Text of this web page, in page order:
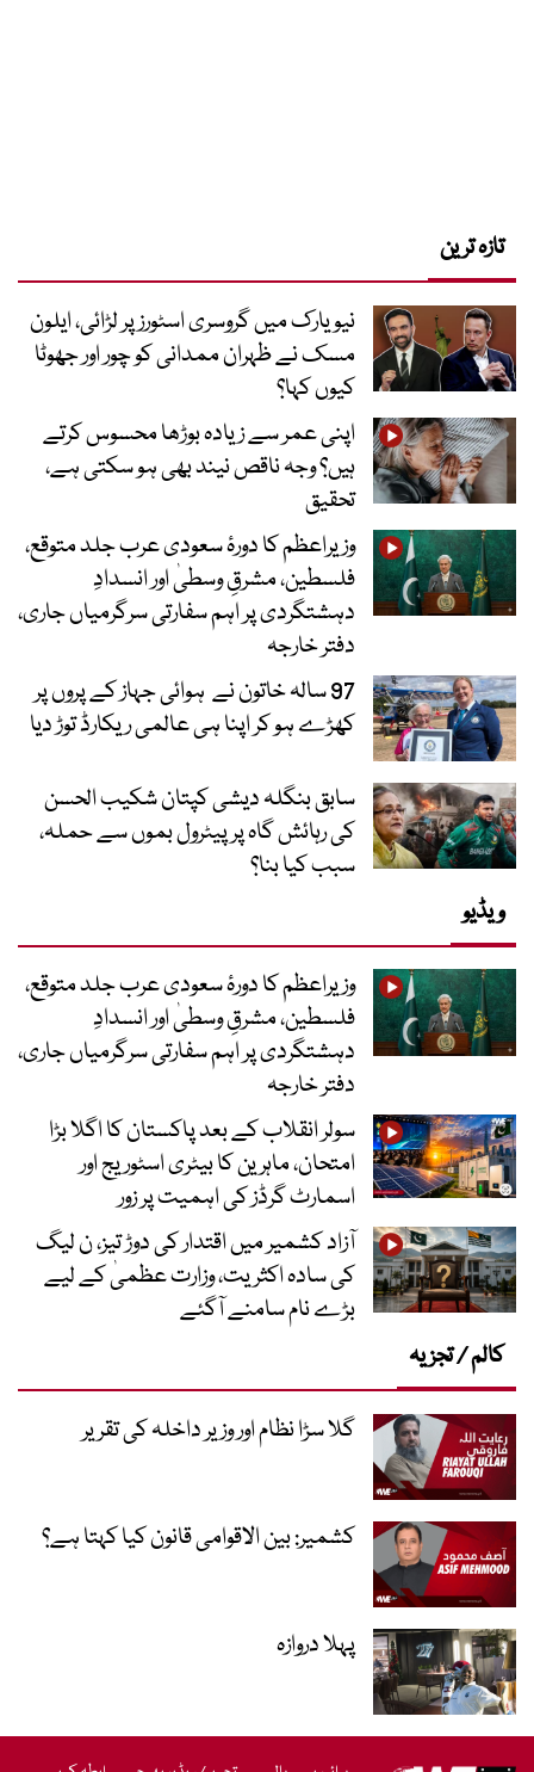
تازہ ترین
نیویارک میں گروسری اسٹورز پر لڑائی، ایلون
مسک نے ظہران ممدانی کو چور اور جھوٹا
کیوں کہا؟
اپنی عمر سے زیادہ بوڑھا محسوس کرتے
ہیں؟ وجہ ناقص نیند بھی ہو سکتی ہے،
تحقیق
وزیراعظم کا دورۂ سعودی عرب جلد متوقع،
فلسطین، مشرقِ وسطیٰ اور انسدادِ
دہشتگردی پر اہم سفارتی سرگرمیاں جاری،
دفتر خارجہ
97 سالہ خاتون نے ہوائی جہاز کے پروں پر
کھڑے ہو کر اپنا ہی عالمی ریکارڈ توڑ دیا
سابق بنگلہ دیشی کپتان شکیب الحسن
کی رہائش گاہ پر پیٹرول بموں سے حملہ،
سبب کیا بنا؟
ویڈیو
وزیراعظم کا دورۂ سعودی عرب جلد متوقع،
فلسطین، مشرقِ وسطیٰ اور انسدادِ
دہشتگردی پر اہم سفارتی سرگرمیاں جاری،
دفتر خارجہ
سولر انقلاب کے بعد پاکستان کا اگلا بڑا
امتحان، ماہرین کا بیٹری اسٹوریج اور
اسمارٹ گرڈز کی اہمیت پر زور
آزاد کشمیر میں اقتدار کی دوڑ تیز، ن لیگ
کی سادہ اکثریت، وزارت عظمیٰ کے لیے
بڑے نام سامنے آگئے
کالم / تجزیہ
گلا سڑا نظام اور وزیر داخلہ کی تقریر
کشمیر: بین الاقوامی قانون کیا کہتا ہے؟
پہلا دروازہ